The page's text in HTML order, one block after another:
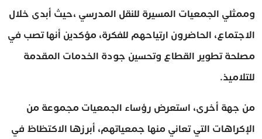
وممثلي الجمعيات المسيرة للنقل المدرسي ،حيث أبدى خلال
الاجتماع، الحاضرون ارتياحهم للفكرة، مؤكدين أنها تصب في
مصلحة تطوير القطاع وتحسين جودة الخدمات المقدمة
للتلاميذ.
من جهة أخرى، استعرض رؤساء الجمعيات مجموعة من
الإكراهات التي تعاني منها جمعياتهم، أبرزها الاكتظاظ في